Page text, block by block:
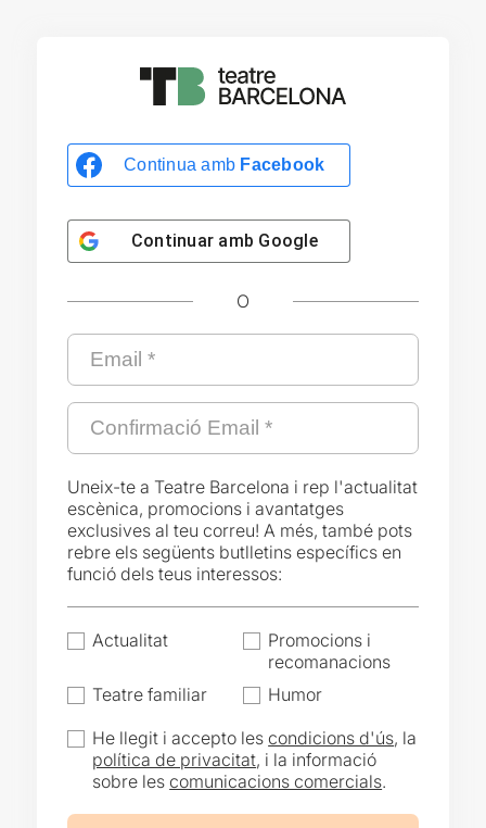
Continua amb Facebook
Continuar amb Google
O
Uneix-te a Teatre Barcelona i rep l'actualitat
escènica, promocions i avantatges
exclusives al teu correu! A més, també pots
rebre els següents butlletins específics en
funció dels teus interessos:
Actualitat
Promocions i
recomanacions
Teatre familiar
Humor
He llegit i accepto lescondicions d'ús, la
política de privacitat, i la informació
sobre lescomunicacions comercials.